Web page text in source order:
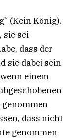
(Kein König).
sie sei
dass der
sie dabei sein
einem
genommen
dass nicht
genommen